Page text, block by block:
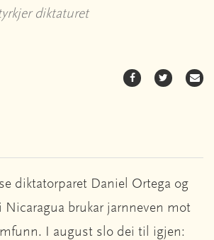
diktaturet
diktatorparet Daniel Ortega og
Nicaragua brukar jarnneven mot
I august slo dei til igjen: